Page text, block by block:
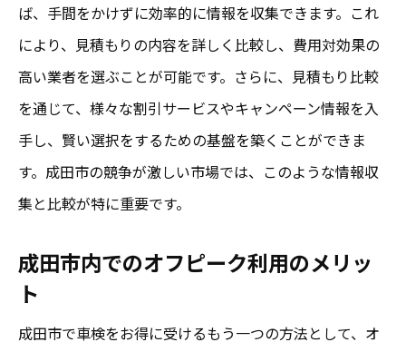
ば、手間をかけずに効率的に情報を収集できます。これ
により、見積もりの内容を詳しく比較し、費用対効果の
高い業者を選ぶことが可能です。さらに、見積もり比較
を通じて、様々な割引サービスやキャンペーン情報を入
手し、賢い選択をするための基盤を築くことができま
す。成田市の競争が激しい市場では、このような情報収
集と比較が特に重要です。
成田市内でのオフピーク利用のメリッ
ト
成田市で車検をお得に受けるもう一つの方法として、オ